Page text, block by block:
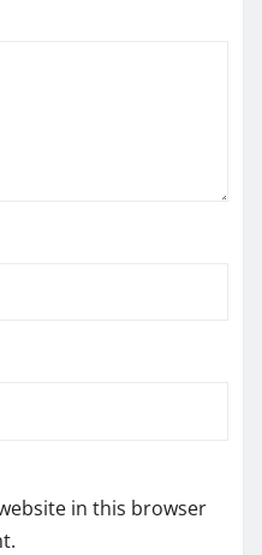
in this browser